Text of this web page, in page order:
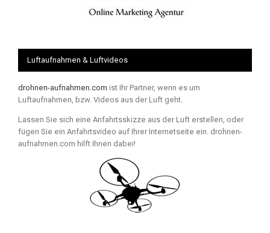
Luftaufnahmen & Luftvideos
drohnen-aufnahmen.com ist Ihr Partner, wenn es um
Luftaufnahmen, bzw. Videos aus der Luft geht.
Lassen Sie sich eine Anfahrtsskizze aus der Luft erstellen, oder
fügen Sie ein Anfahrtsvideo auf Ihrer Internetseite ein. drohnen-
aufnahmen.com hilft Ihnen dabei!